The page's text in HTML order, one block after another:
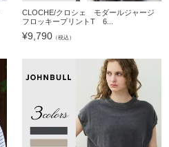
CLOCHE/クロシェ モダールジャージ
フロッキープリントT 6...
¥9,790 （税込）